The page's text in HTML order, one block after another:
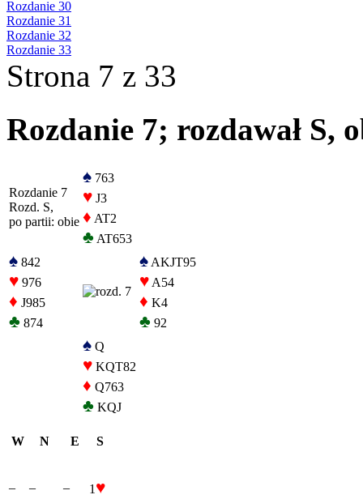
Rozdanie 30
Rozdanie 31
Rozdanie 32
Rozdanie 33
Strona 7 z 33
Rozdanie 7; rozdawał S,
Rozdanie 7
Rozd. S,
po partii: obie
♠ 763
♥ J3
♦ AT2
♣AT653
♠ 842
♥ 976
♦ J985
♣ 874
♠AKJT95
♥A54
♦ K4
♣ 92
♠ Q
♥ KQT82
♦ Q763
♣ KQJ
W N E S
– – – 1♥